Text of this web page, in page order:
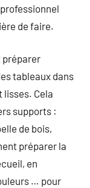
de faire.
préparer
tableaux dans
lisses. Cela
supports :
de bois,
préparer la
en
… pour